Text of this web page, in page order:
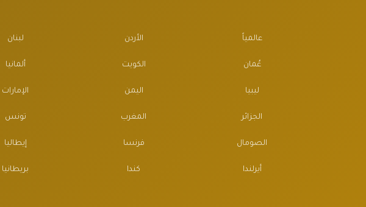
عالمياً الأردن لبنان
عُمان الكويت ألمانيا
ليبيا اليمن الإمارات
الجزائر المغرب تونس
الصومال فرنسا إيطاليا
أيرلندا كندا بريطانيا